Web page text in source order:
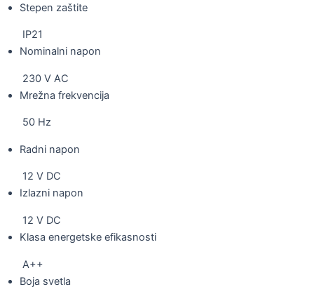
Stepen zaštite
IP21
Nominalni napon
230 V AC
Mrežna frekvencija
50 Hz
Radni napon
12 V DC
Izlazni napon
12 V DC
Klasa energetske efikasnosti
A++
Boja svetla